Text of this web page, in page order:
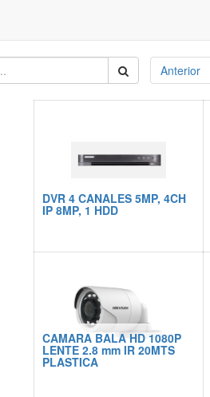
Anterior
DVR 4 CANALES 5MP, 4CH
IP 8MP, 1 HDD
CAMARA BALA HD 1080P
LENTE 2.8 mm IR 20MTS
PLASTICA